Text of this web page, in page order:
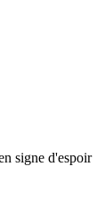
signe d'espoir